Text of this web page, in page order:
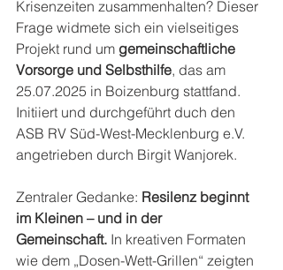
Krisenzeiten zusammenhalten? Dieser
Frage widmete sich ein vielseitiges
Projekt rund um gemeinschaftliche
Vorsorge und Selbsthilfe, das am
25.07.2025 in Boizenburg stattfand.
Initiiert und durchgeführt duch den
ASB RV Süd-West-Mecklenburg e.V.
angetrieben durch Birgit Wanjorek.
Zentraler Gedanke: Resilenz beginnt
im Kleinen – und in der
Gemeinschaft. In kreativen Formaten
wie dem „Dosen-Wett-Grillen“ zeigten